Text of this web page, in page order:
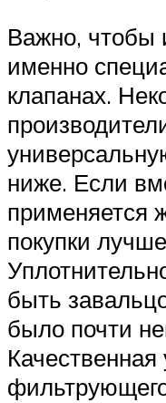
Важно, чтобы
именно
клапанах.
ниже. Если
применяется
покупки
быть
было почти
Качественная